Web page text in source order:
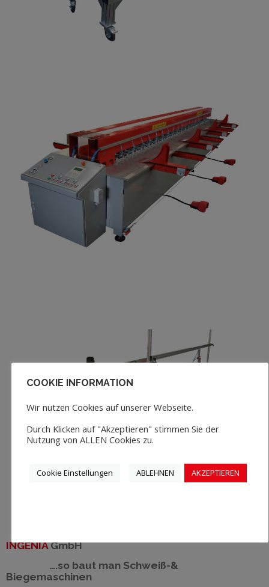
INGENIAGmbH
….so baut man Schweiß-&
Biegemaschinen
COOKIE INFORMATION
Wir nutzen Cookies auf unserer Webseite.
Durch Klicken auf "Akzeptieren" stimmen Sie der
Nutzung von ALLEN Cookies zu.
Cookie Einstellungen ABLEHNEN AKZEPTIEREN